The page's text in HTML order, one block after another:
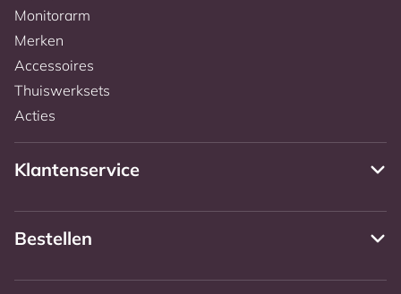
Monitorarm
Merken
Accessoires
Thuiswerksets
Acties
Klantenservice
Bestellen